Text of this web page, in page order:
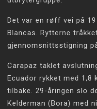
Det var en røff vei på
Blancas. Rytterne
gjennomsnittsstigning
Carapaz taklet
Ecuador rykket med
tilbake. 29-åringen slo
Kelderman (Bora) med